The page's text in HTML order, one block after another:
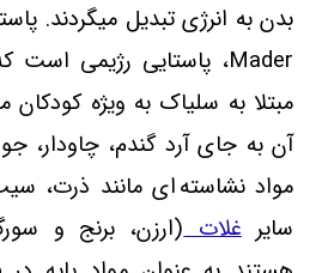
بدن به انرژی تبدیل میگردند.
Mader، پاستایی رژیمی است
مبتلا به سلیاک به ویژه
آن به جای آرد گندم، چاودار،
مواد نشاستهای مانند ذرت،
سایرغلات(ارزن، برنج و